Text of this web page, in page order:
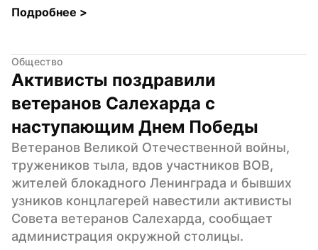
Подробнее >
Общество
Активисты поздравили
ветеранов Салехарда с
наступающим Днем Победы
Ветеранов Великой Отечественной войны,
тружеников тыла, вдов участников ВОВ,
жителей блокадного Ленинграда и бывших
узников концлагерей навестили активисты
Совета ветеранов Салехарда, сообщает
администрация окружной столицы.